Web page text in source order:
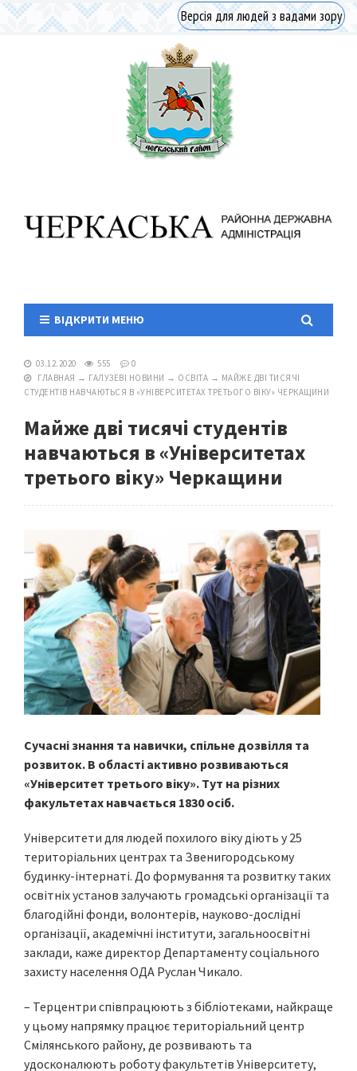
Версія для людей з вадами зору
ВІДКРИТИ МЕНЮ
03.12.2020 555
0
ГЛАВНАЯ → ГАЛУЗЕВІ НОВИНИ → ОСВІТА → МАЙЖЕ ДВІ ТИСЯЧІ
СТУДЕНТІВ НАВЧАЮТЬСЯ В «УНІВЕРСИТЕТАХ ТРЕТЬОГО ВІКУ» ЧЕРКАЩИНИ
Майже дві тисячі студентів
навчаються в «Університетах
третього віку» Черкащини
Сучасні знання та навички, спільне дозвілля та
розвиток. В області активно розвиваються
«Університет третього віку». Тут на різних
факультетах навчається 1830 осіб.
Університети для людей похилого віку діють у 25
територіальних центрах та Звенигородському
будинку-інтернаті. До формування та розвитку таких
освітніх установ залучають громадські організації та
благодійні фонди, волонтерів, науково-дослідні
організації, академічні інститути, загальноосвітні
заклади, каже директор Департаменту соціального
захисту населення ОДА Руслан Чикало.
– Терцентри співпрацюють з бібліотеками, найкраще
у цьому напрямку працює територіальний центр
Смілянського району, де розвивають та
удосконалюють роботу факультетів Університету,